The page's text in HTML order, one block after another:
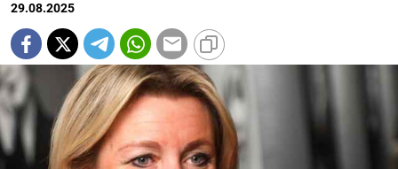
29.08.2025